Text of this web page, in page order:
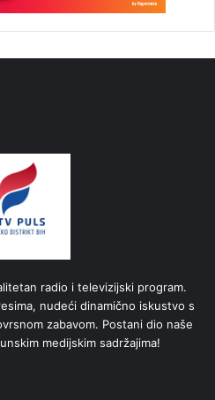
radio i televizijski program.
nudeći dinamično iskustvo s
zabavom. Postani dio naše
medijskim sadržajima!